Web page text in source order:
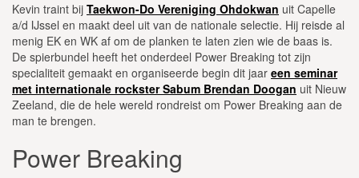
Kevin traint bij Taekwon-Do Vereniging Ohdokwan uit Capelle
a/d IJssel en maakt deel uit van de nationale selectie. Hij reisde al
menig EK en WK af om de planken te laten zien wie de baas is.
De spierbundel heeft het onderdeel Power Breaking tot zijn
specialiteit gemaakt en organiseerde begin dit jaar een seminar
met internationale rockster Sabum Brendan Doogan uit Nieuw
Zeeland, die de hele wereld rondreist om Power Breaking aan de
man te brengen.
Power Breaking